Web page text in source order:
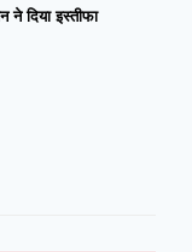
ने दिया इस्तीफा